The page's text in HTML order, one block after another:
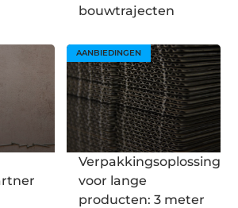
bouwtrajecten
AANBIEDINGEN
Verpakkingsoplossingen
voor lange
producten: 3 meter